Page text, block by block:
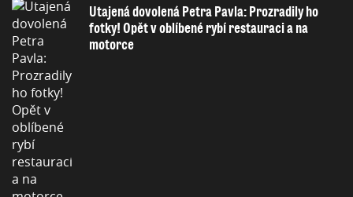
Utajená dovolená Petra Pavla: Prozradily ho
fotky! Opět v oblíbené rybí restauraci a na
motorce